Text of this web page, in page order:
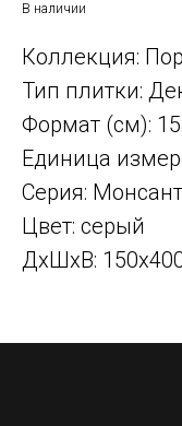
В наличии
Коллекция:
Тип плитки:
Формат (см):
Единица
Серия:
Цвет: серый
ДxШxВ: